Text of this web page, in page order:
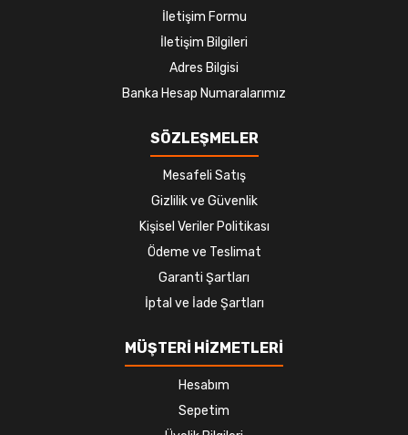
İletişim Formu
İletişim Bilgileri
Adres Bilgisi
Banka Hesap Numaralarımız
SÖZLEŞMELER
Mesafeli Satış
Gizlilik ve Güvenlik
Kişisel Veriler Politikası
Ödeme ve Teslimat
Garanti Şartları
İptal ve İade Şartları
MÜŞTERİ HİZMETLERİ
Hesabım
Sepetim